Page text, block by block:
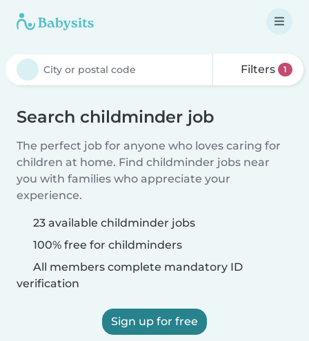
Filters 1
Search childminder job
The perfect job for anyone who loves caring for
children at home. Find childminder jobs near
you with families who appreciate your
experience.
23 available childminder jobs
100% free for childminders
All members complete mandatory ID
verification
Sign up for free